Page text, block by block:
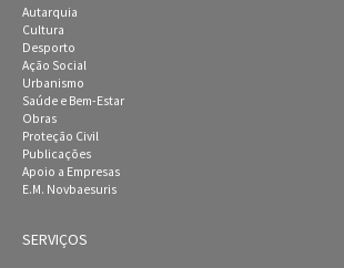
Autarquia
Cultura
Desporto
Ação Social
Urbanismo
Saúde e Bem-Estar
Obras
Proteção Civil
Publicações
Apoio a Empresas
E.M. Novbaesuris
SERVIÇOS